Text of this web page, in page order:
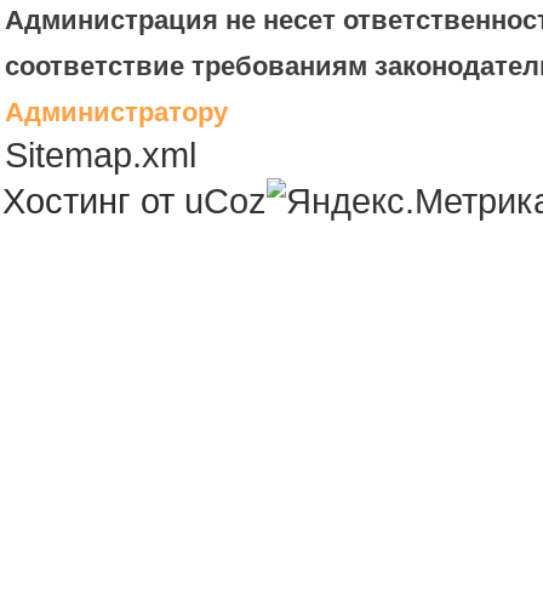
Администрация не несет
соответствие требованиям
Администратору
Sitemap.xml
Хостинг от uCoz